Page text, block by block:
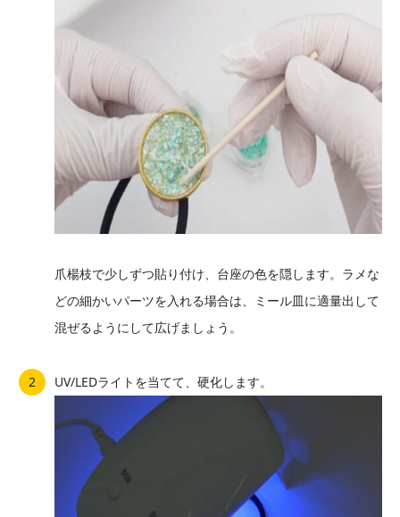
爪楊枝で少しずつ貼り付け、台座の色を隠します。ラメな
どの細かいパーツを入れる場合は、ミール皿に適量出して
混ぜるようにして広げましょう。
UV/LEDライトを当てて、硬化します。